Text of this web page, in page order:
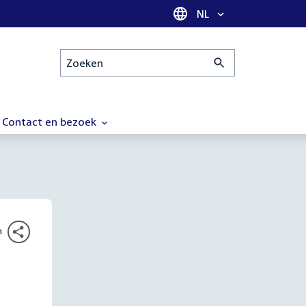
Taal selectie
NL
Zoeken
Contact en bezoek